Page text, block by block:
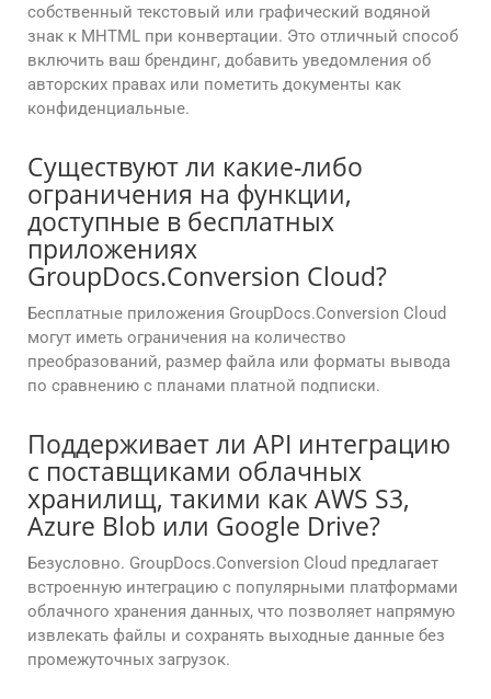
собственный текстовый или графический водяной
знак к MHTML при конвертации. Это отличный способ
включить ваш брендинг, добавить уведомления об
авторских правах или пометить документы как
конфиденциальные.
Существуют ли какие-либо
ограничения на функции,
доступные в бесплатных
приложениях
GroupDocs.Conversion Cloud?
Бесплатные приложения GroupDocs.Conversion Cloud
могут иметь ограничения на количество
преобразований, размер файла или форматы вывода
по сравнению с планами платной подписки.
Поддерживает ли API интеграцию
с поставщиками облачных
хранилищ, такими как AWS S3,
Azure Blob или Google Drive?
Безусловно. GroupDocs.Conversion Cloud предлагает
встроенную интеграцию с популярными платформами
облачного хранения данных, что позволяет напрямую
извлекать файлы и сохранять выходные данные без
промежуточных загрузок.